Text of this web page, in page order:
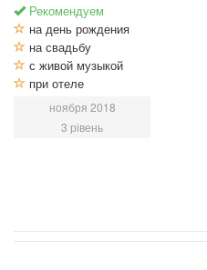
Рекомендуем
на день рождения
на свадьбу
с живой музыкой
при отеле
ноября 2018
3 рівень